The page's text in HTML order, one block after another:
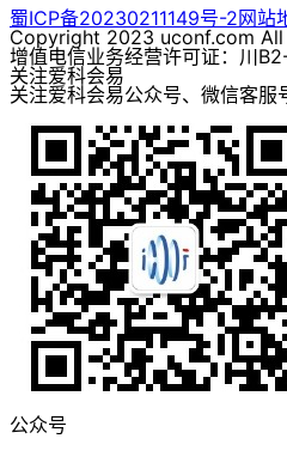
蜀ICP备20230211149号-2网站
Copyright 2023 uconf.com
增值电信业务经营许可证：川
关注爱科会易
关注爱科会易公众号、微信客服
公众号